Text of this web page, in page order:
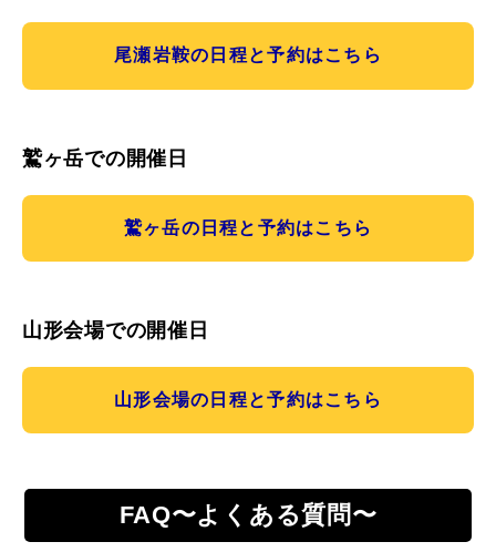
尾瀬岩鞍の日程と予約はこちら
鷲ヶ岳での開催日
鷲ヶ岳の日程と予約はこちら
山形会場での開催日
山形会場の日程と予約はこちら
FAQ〜よくある質問〜